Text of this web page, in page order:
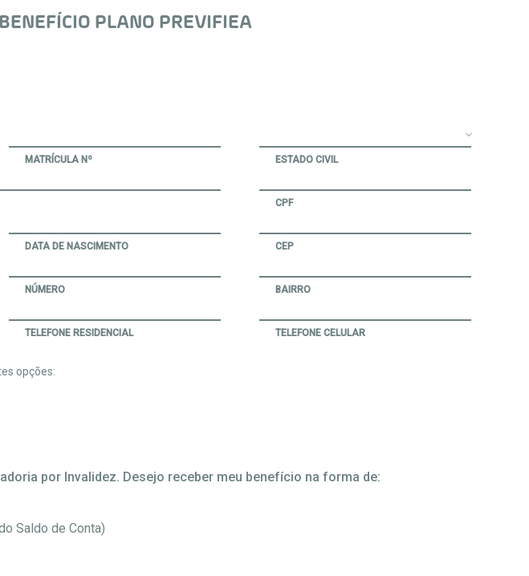
PLANO PREVIFIEA
MATRÍCULA Nº ESTADO CIVIL
CPF
DATA DE NASCIMENTO CEP
NÚMERO BAIRRO
TELEFONE RESIDENCIAL TELEFONE CELULAR
opções:
por Invalidez. Desejo receber meu benefício na forma de:
Saldo de Conta)